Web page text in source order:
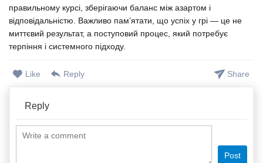
правильному курсі, зберігаючи баланс між азартом і
відповідальністю. Важливо пам’ятати, що успіх у грі — це не
миттєвий результат, а поступовий процес, який потребує
терпіння і системного підходу.
Like Reply Share
Reply
Post